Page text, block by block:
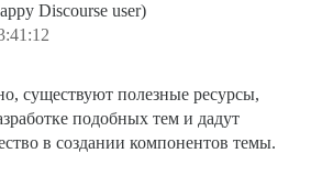
Discourse user)
существуют полезные ресурсы,
подобных тем и дадут
в создании компонентов темы.